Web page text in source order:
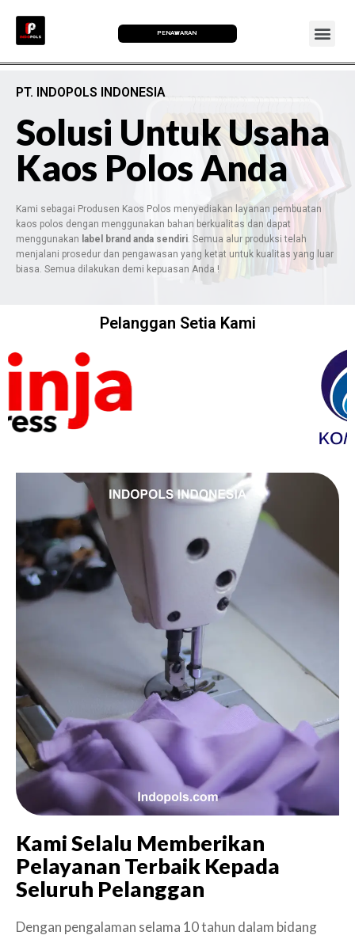
PENAWARAN
PT. INDOPOLS INDONESIA
Solusi Untuk Usaha
Kaos Polos Anda
Kami sebagai Produsen Kaos Polos menyediakan layanan pembuatan
kaos polos dengan menggunakan bahan berkualitas dan dapat
menggunakan label brand anda sendiri . Semua alur produksi telah
menjalani prosedur dan pengawasan yang ketat untuk kualitas yang luar
biasa. Semua dilakukan demi kepuasan Anda !
Pelanggan Setia Kami
Kami Selalu Memberikan
Pelayanan Terbaik Kepada
Seluruh Pelanggan
Dengan pengalaman selama 10 tahun dalam bidang